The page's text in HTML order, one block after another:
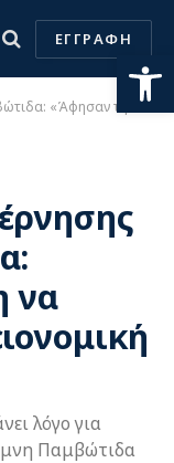
ΕΓΓΡΑΦΗ
μετατραπεί σε υγειονομική βόμβα»
να
λόγο για
Παμβώτιδα